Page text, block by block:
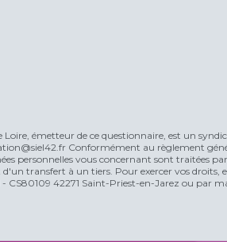
Loire, émetteur de ce questionnaire, est un
Conformément au règlement
personnelles vous concernant sont traitées
d'un transfert à un tiers. Pour exercer vos
CS80109 42271 Saint-Priest-en-Jarez ou par